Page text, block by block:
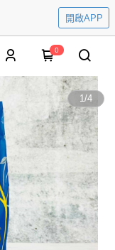
開啟APP
0
1/4